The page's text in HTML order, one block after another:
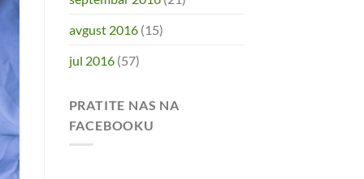
avgust 2016(15)
jul 2016(57)
PRATITE NAS NA
FACEBOOKU